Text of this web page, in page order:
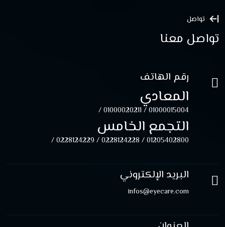
تواصل
تواصل معنا
رقم الهاتف
المعادي
01000015004 /
01000020211 /
التجمع الخامس
01205402800 /
0228124228 /
0228124229 /
البريد الإلكتروني
infos@eyecare.com